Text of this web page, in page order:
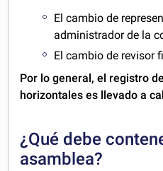
El cambio de
administrador de la
El cambio de revisor
Por lo general, el registro
horizontales es llevado a
¿Qué debe
asamblea?